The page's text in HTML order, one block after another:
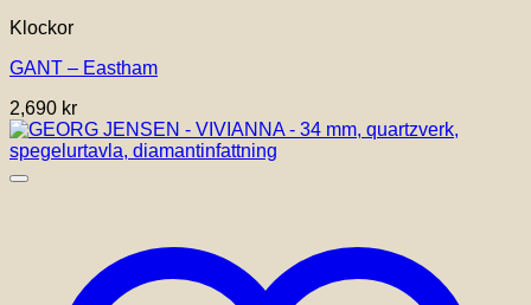
Klockor
GANT – Eastham
2,690 kr